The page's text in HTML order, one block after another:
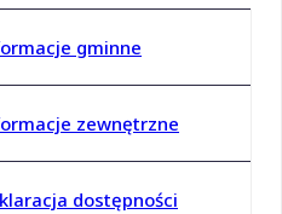
gminne
zewnętrzne
dostępności